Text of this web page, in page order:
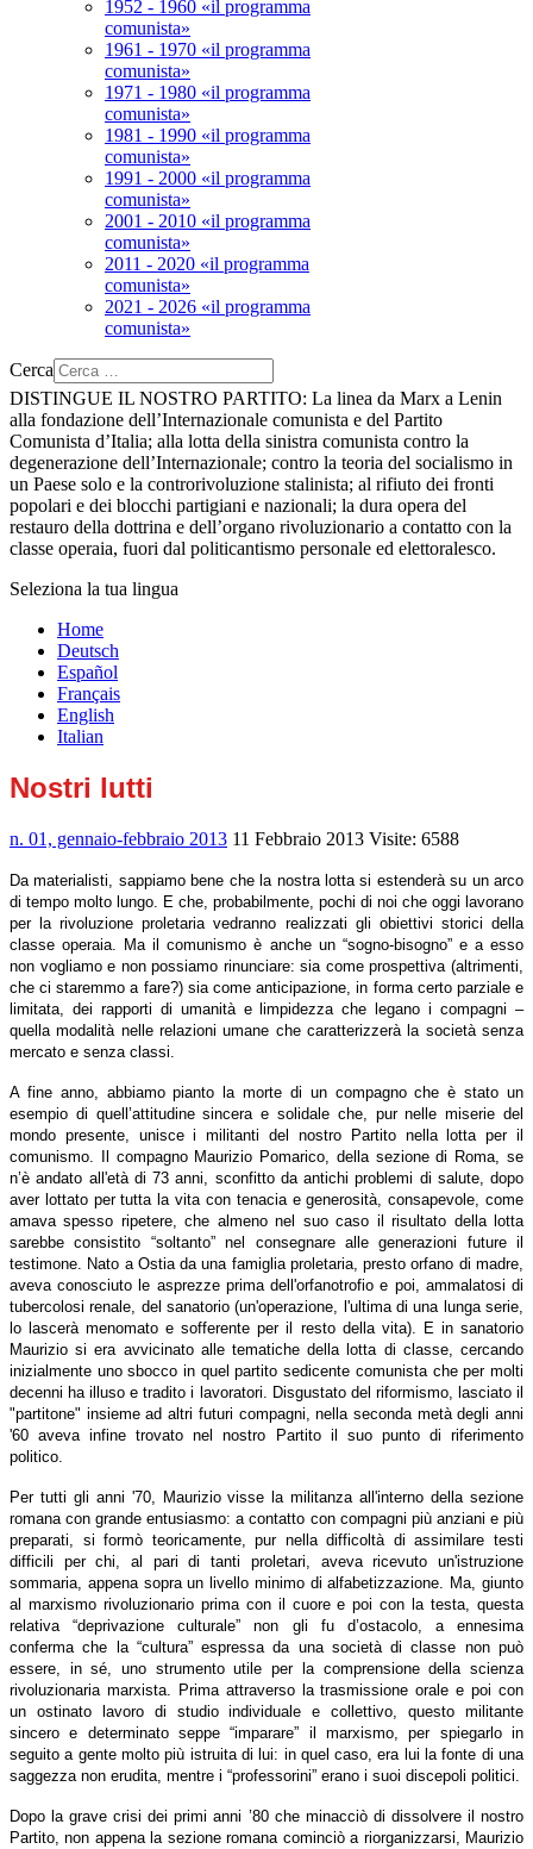
1952 - 1960 «il programma
comunista»
1961 - 1970 «il programma
comunista»
1971 - 1980 «il programma
comunista»
1981 - 1990 «il programma
comunista»
1991 - 2000 «il programma
comunista»
2001 - 2010 «il programma
comunista»
2011 - 2020 «il programma
comunista»
2021 - 2026 «il programma
comunista»
Cerca
DISTINGUE IL NOSTRO PARTITO: La linea da Marx a Lenin
alla fondazione dell’Internazionale comunista e del Partito
Comunista d’Italia; alla lotta della sinistra comunista contro la
degenerazione dell’Internazionale; contro la teoria del socialismo in
un Paese solo e la controrivoluzione stalinista; al rifiuto dei fronti
popolari e dei blocchi partigiani e nazionali; la dura opera del
restauro della dottrina e dell’organo rivoluzionario a contatto con la
classe operaia, fuori dal politicantismo personale ed elettoralesco.
Seleziona la tua lingua
Home
Deutsch
Español
Français
English
Italian
Nostri lutti
n. 01, gennaio-febbraio 2013 11 Febbraio 2013 Visite: 6588
Da materialisti, sappiamo bene che la nostra lotta si estenderà su un arco
di tempo molto l ungo. E che, probabilmente, pochi di noi che oggi lavorano
per la rivoluzione proletaria vedranno realizzati gli obiettivi storici della
classe operaia. Ma il comunismo è anche un “sogno-bisogno” e a esso
non vogliamo e non possiamo rinunciare: sia come prospettiva (altrimenti,
che ci staremmo a fare?) sia come anticipazione, in forma certo parziale e
limitata, dei rapporti di umanità e limpidezza che legano i compagni –
quella modalità nelle relazioni umane che caratterizzerà la società senza
mercato e senza classi.
A fine anno, abbiamo pianto la morte di un compagno che è stato un
esempio di quell’attitudine sincera e solidale che, pur nelle miserie del
mondo presente, unisce i militanti del nostro Partito nella lotta per il
comunismo. Il compagno Maurizio Pomarico, della sezione di Roma, se
n’è andato all'età di 73 anni, sconfitto da antichi problemi di salute, dopo
aver lottato per tutta la vita con tenacia e generosità, consapevole, come
amava spesso ripetere, che almeno nel suo caso il risultato della lotta
sarebbe consistito “soltanto” nel consegnare alle generazioni future il
testimone. Nato a Ostia da una famiglia proletaria, presto orfano di madre,
aveva conosciuto le asprezze prima dell'orfanotrofio e poi, ammalatosi di
tubercolosi renale, del sanatorio (un'operazione, l'ultima di una lunga serie,
lo lascerà menomato e sofferente per il resto della vita). E in sanatorio
Maurizio si era avvicinato alle tematiche della lotta di classe, cercando
inizialmente uno sbocco in quel partito sedicente comunista che per molti
decenni ha illuso e tradito i lavoratori. Disgustato del riformismo, lasciato i
"partitone" insieme ad altri futuri compagni, nella seconda metà degli anni
'60 aveva infine trovato nel nostro Partito il suo punto di riferimento
politico.
Per tutti gli anni '70, Maurizio visse la militanza all'interno della sezione
romanacon grande entusiasmo: a contatto con compagni più anziani e più
preparati, si formò teoricamente, pur nella difficoltà di assimilare testi
difficili per chi, al pari di tanti proletari, aveva ricevuto un'istruzione
sommaria, appena sopra un livello minimo di alfabetizzazione. Ma, giunto
al marxismo rivoluzionario prima con il cuore e poi con la testa,questa
relativa “deprivazione culturale” non gli fu d’ostacolo, a ennesima
conferma che la “cultura” espressa da una società di classe nonpuò
essere, in sé, uno strumento utile per la comprensione della scienza
rivoluzionaria marxista. Prima attraverso la trasmissione orale e poi con
un ostinato lavoro di studio individuale e collettivo, questo militante
sincero e determinato seppe “imparare” il marxismo, per spiegarlo in
seguito a gente molto più istruita di lui: in quel caso, era lui la fonte di una
saggezza non erudita, mentre i “professorini” erano i suoi discepoli politici.
Dopo la grave crisi dei primi anni ’80 che minacciò di dissolvere il nostro
Partito, non appenala sezione romana cominciò a riorganizzarsi, Maurizio